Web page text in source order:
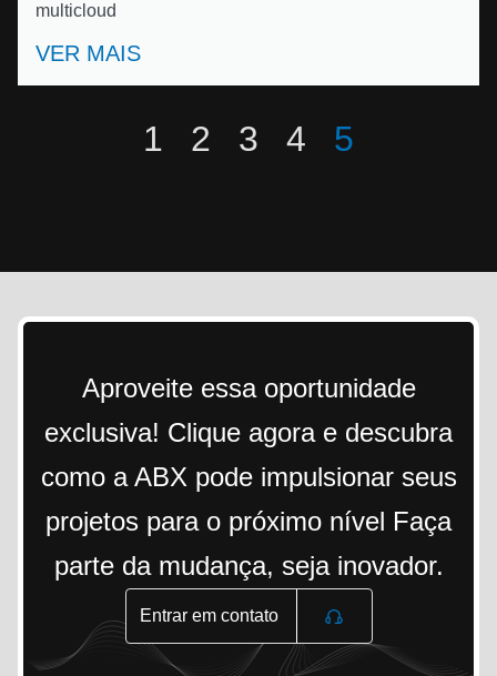
multicloud
VER MAIS
1 2 3 4 5
Aproveite essa oportunidade
exclusiva! Clique agora e descubra
como a ABX pode impulsionar seus
projetos para o próximo nível Faça
parte da mudança, seja inovador.
Entrar em contato